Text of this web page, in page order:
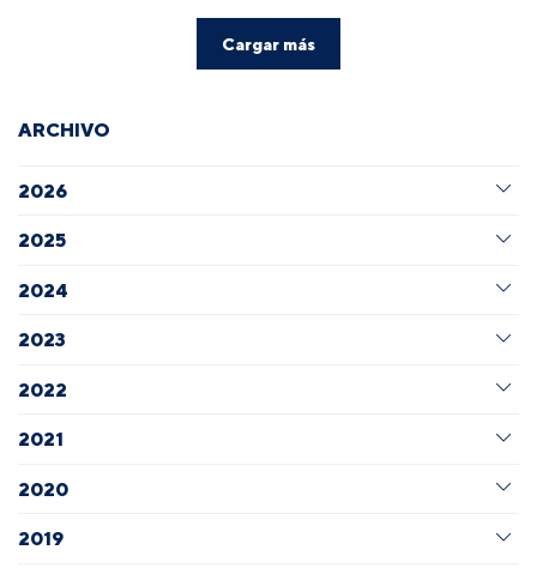
Cargar más
ARCHIVO
2026
2025
2024
2023
2022
2021
2020
2019